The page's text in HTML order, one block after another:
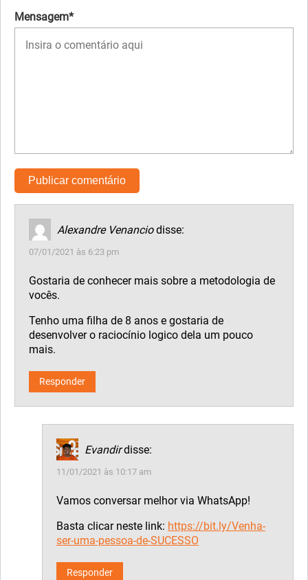
Mensagem*
Alexandre Venancio disse:
07/01/2021 às 6:23 pm
Gostaria de conhecer mais sobre a metodologia de
vocês.
Tenho uma filha de 8 anos e gostaria de
desenvolver o raciocínio logico dela um pouco
mais.
Responder
Evandir disse:
11/01/2021 às 10:17 am
Vamos conversar melhor via WhatsApp!
Basta clicar neste link: https://bit.ly/Venha-
ser-uma-pessoa-de-SUCESSO
Responder